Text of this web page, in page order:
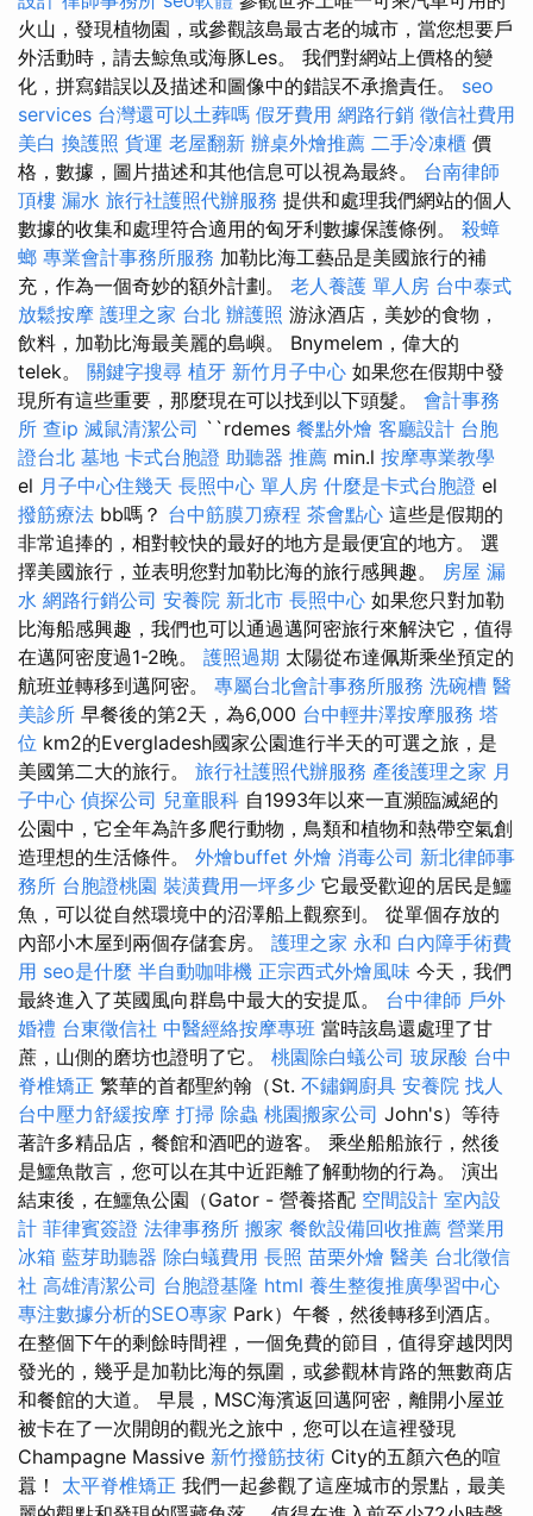
火山，發現植物園，或參觀該島最古老的城市，當您想要戶
外活動時，請去鯨魚或海豚Les。 我們對網站上價格的變
化，拼寫錯誤以及描述和圖像中的錯誤不承擔責任。 seo
services 台灣還可以土葬嗎 假牙費用 網路行銷 徵信社費用
美白 換護照 貨運 老屋翻新 辦桌外燴推薦 二手冷凍櫃 價
格，數據，圖片描述和其他信息可以視為最終。 台南律師
頂樓 漏水 旅行社護照代辦服務 提供和處理我們網站的個人
數據的收集和處理符合適用的匈牙利數據保護條例。 殺蟑
螂 專業會計事務所服務 加勒比海工藝品是美國旅行的補
充，作為一個奇妙的額外計劃。 老人養護 單人房 台中泰式
放鬆按摩 護理之家 台北 辦護照 游泳酒店，美妙的食物，
飲料，加勒比海最美麗的島嶼。 Bnymelem，偉大的
telek。 關鍵字搜尋 植牙 新竹月子中心 如果您在假期中發
現所有這些重要，那麼現在可以找到以下頭髮。 會計事務
所 查ip 滅鼠清潔公司 ``rdemes 餐點外燴 客廳設計 台胞
證台北 墓地 卡式台胞證 助聽器 推薦 min.l 按摩專業教學
el 月子中心住幾天 長照中心 單人房 什麼是卡式台胞證 el
撥筋療法 bb嗎？ 台中筋膜刀療程 茶會點心 這些是假期的
非常追捧的，相對較快的最好的地方是最便宜的地方。 選
擇美國旅行，並表明您對加勒比海的旅行感興趣。 房屋 漏
水 網路行銷公司 安養院 新北市 長照中心 如果您只對加勒
比海船感興趣，我們也可以通過邁阿密旅行來解決它，值得
在邁阿密度過1-2晚。 護照過期 太陽從布達佩斯乘坐預定的
航班並轉移到邁阿密。 專屬台北會計事務所服務 洗碗槽 醫
美診所 早餐後的第2天，為6,000 台中輕井澤按摩服務 塔
位 km2的Evergladesh國家公園進行半天的可選之旅，是
美國第二大的旅行。 旅行社護照代辦服務 產後護理之家 月
子中心 偵探公司 兒童眼科 自1993年以來一直瀕臨滅絕的
公園中，它全年為許多爬行動物，鳥類和植物和熱帶空氣創
造理想的生活條件。 外燴buffet 外燴 消毒公司 新北律師事
務所 台胞證桃園 裝潢費用一坪多少 它最受歡迎的居民是鱷
魚，可以從自然環境中的沼澤船上觀察到。 從單個存放的
內部小木屋到兩個存儲套房。 護理之家 永和 白內障手術費
用 seo是什麼 半自動咖啡機 正宗西式外燴風味 今天，我們
最終進入了英國風向群島中最大的安提瓜。 台中律師 戶外
婚禮 台東徵信社 中醫經絡按摩專班 當時該島還處理了甘
蔗，山側的磨坊也證明了它。 桃園除白蟻公司 玻尿酸 台中
脊椎矯正 繁華的首都聖約翰（St. 不鏽鋼廚具 安養院 找人
台中壓力舒緩按摩 打掃 除蟲 桃園搬家公司 John's）等待
著許多精品店，餐館和酒吧的遊客。 乘坐船船旅行，然後
是鱷魚散言，您可以在其中近距離了解動物的行為。 演出
結束後，在鱷魚公園（Gator - 營養搭配 空間設計 室內設
計 菲律賓簽證 法律事務所 搬家 餐飲設備回收推薦 營業用
冰箱 藍芽助聽器 除白蟻費用 長照 苗栗外燴 醫美 台北徵信
社 高雄清潔公司 台胞證基隆 html 養生整復推廣學習中心
專注數據分析的SEO專家 Park）午餐，然後轉移到酒店。
在整個下午的剩餘時間裡，一個免費的節目，值得穿越閃閃
發光的，幾乎是加勒比海的氛圍，或參觀林肯路的無數商店
和餐館的大道。 早晨，MSC海濱返回邁阿密，離開小屋並
被卡在了一次開朗的觀光之旅中，您可以在這裡發現
Champagne Massive 新竹撥筋技術 City的五顏六色的喧
囂！ 太平脊椎矯正 我們一起參觀了這座城市的景點，最美